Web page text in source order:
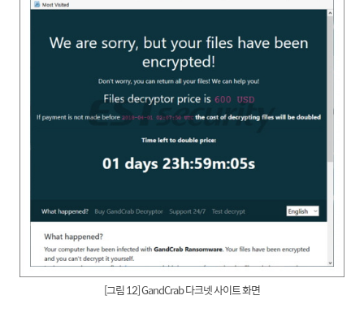
[그림 12] GandCrab 다크넷 사이트 화면